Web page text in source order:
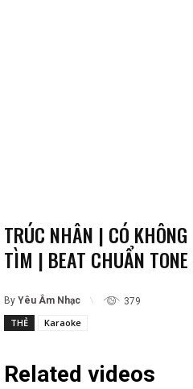
TRÚC NHÂN | CÓ
TÌM | BEAT CHUẨN
By Yêu Âm Nhạc 379
THẺ Karaoke
Related videos